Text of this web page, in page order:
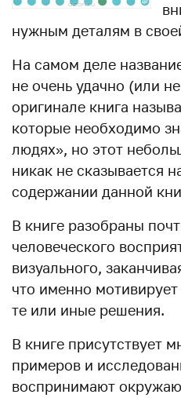
нужным деталям в
На самом деле
не очень удачно (или
оригинале книга
которые необходимо
людях», но этот
никак не сказывается
содержании данной
В книге разобраны
человеческого
визуального,
что именно
те или иные решения.
В книге присутствует
примеров и
воспринимают